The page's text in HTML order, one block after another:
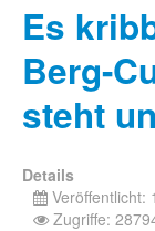
Es
Berg-
steht
Details
Veröffentlicht:
Zugriffe: